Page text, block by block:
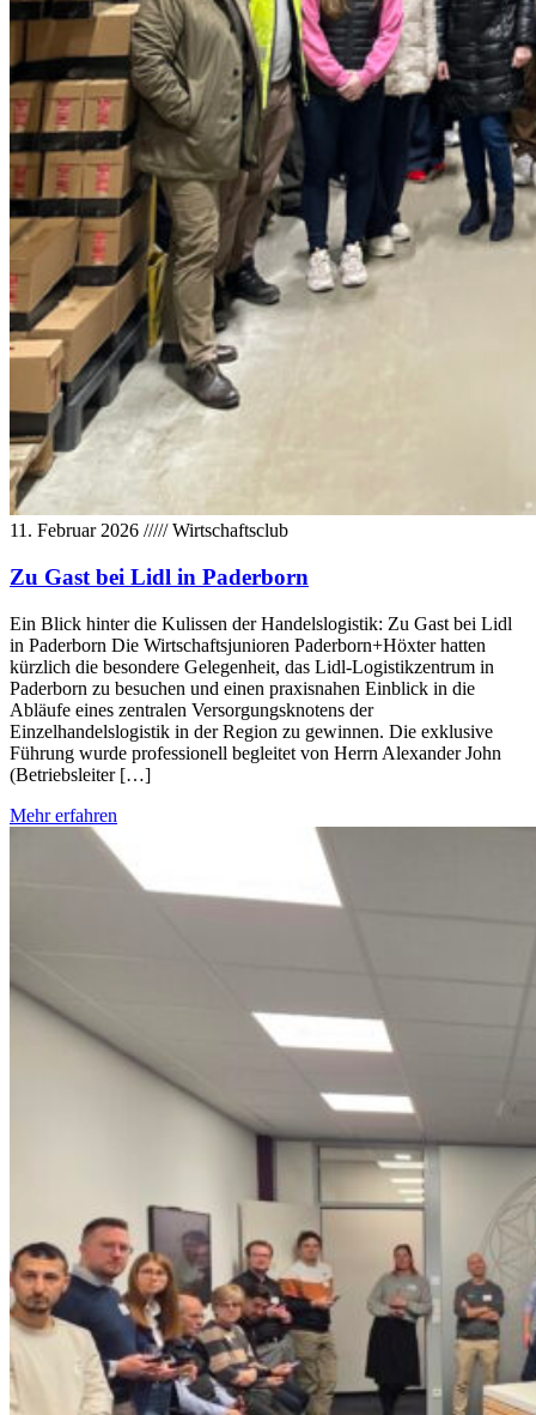
11. Februar 2026 /////Wirtschaftsclub
Zu Gast bei Lidl in Paderborn
Ein Blick hinter die Kulissen der Handelslogistik: Zu Gast bei Lidl
in Paderborn Die Wirtschaftsjunioren Paderborn+Höxter hatten
kürzlich die besondere Gelegenheit, das Lidl-Logistikzentrum in
Paderborn zu besuchen und einen praxisnahen Einblick in die
Abläufe eines zentralen Versorgungsknotens der
Einzelhandelslogistik in der Region zu gewinnen. Die exklusive
Führung wurde professionell begleitet von Herrn Alexander John
(Betriebsleiter […]
Mehr erfahren